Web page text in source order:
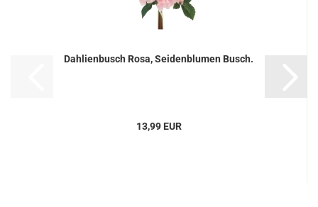
Dahlienbusch Rosa, Seidenblumen Busch.
13,99 EUR